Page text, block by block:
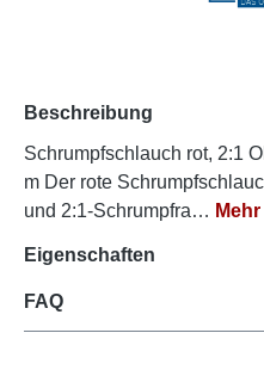
Beschreibung
Schrumpfschlauch rot, 2:1
m Der rote
und 2:1-Schrumpfra… Mehr
Eigenschaften
FAQ